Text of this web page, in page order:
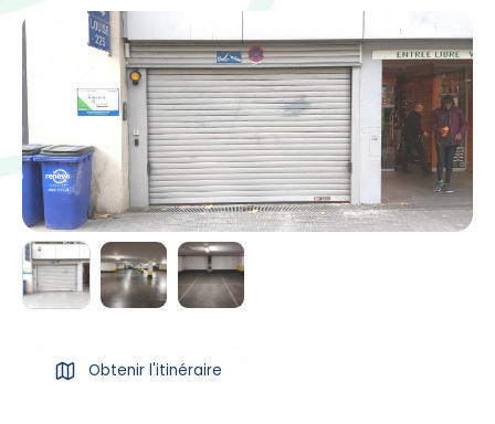
Obtenir l'itinéraire